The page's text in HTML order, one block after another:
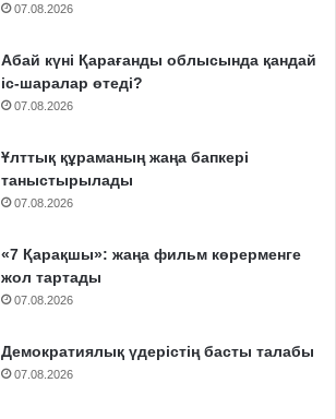
07.08.2026
Абай күні Қарағанды облысында қандай
іс-шаралар өтеді?
07.08.2026
Ұлттық құраманың жаңа бапкері
таныстырылады
07.08.2026
«7 Қарақшы»: жаңа фильм көрерменге
жол тартады
07.08.2026
Демократиялық үдерістің басты талабы
07.08.2026